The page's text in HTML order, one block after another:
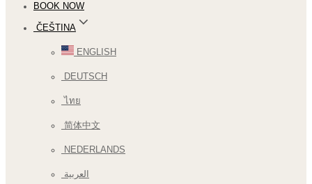
BOOK NOW
ČEŠTINA
ENGLISH
DEUTSCH
ไทย
简体中文
NEDERLANDS
العربية